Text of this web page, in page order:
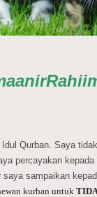
Qurban. Saya
percayakan
sampaikan
kurban untuk